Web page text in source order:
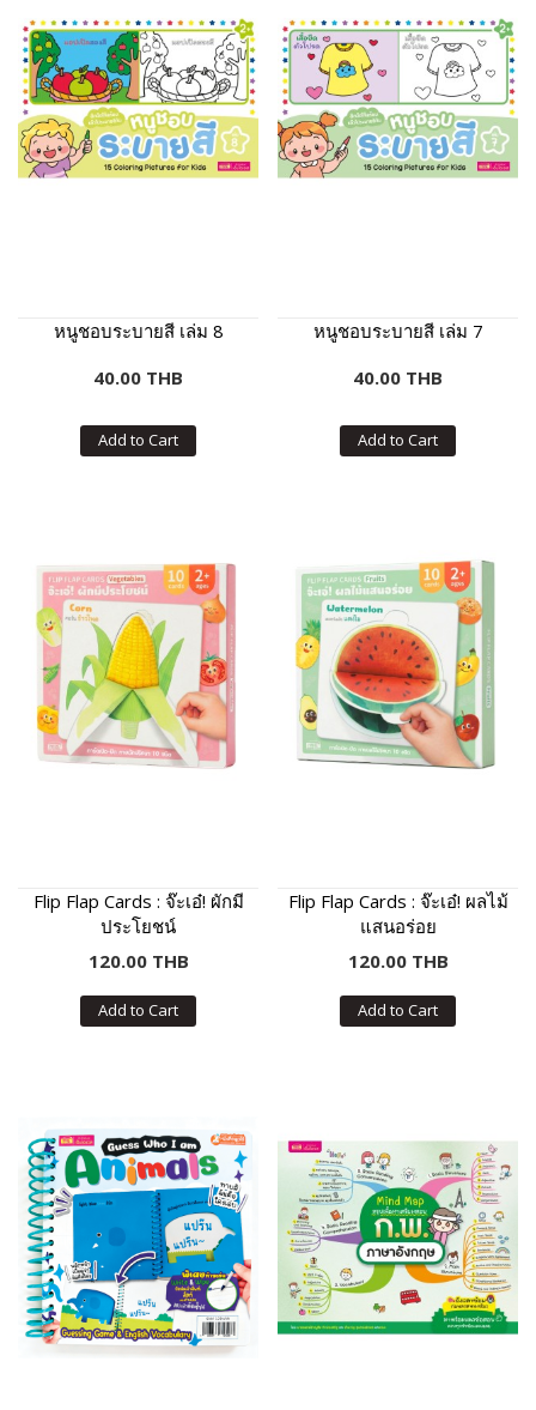
หนูชอบระบายสี เล่ม 8
40.00 THB
Add to Cart
หนูชอบระบายสี เล่ม 7
40.00 THB
Add to Cart
Flip Flap Cards : จ๊ะเอ๋! ผักมี
ประโยชน์
120.00 THB
Add to Cart
Flip Flap Cards : จ๊ะเอ๋! ผลไม้
แสนอร่อย
120.00 THB
Add to Cart